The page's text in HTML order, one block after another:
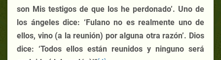
son Mis testigos de que los he perdonado’. Uno de
los ángeles dice: ‘Fulano no es realmente uno de
ellos, vino (a la reunión) por alguna otra razón’. Dios
dice: ‘Todos ellos están reunidos y ninguno será